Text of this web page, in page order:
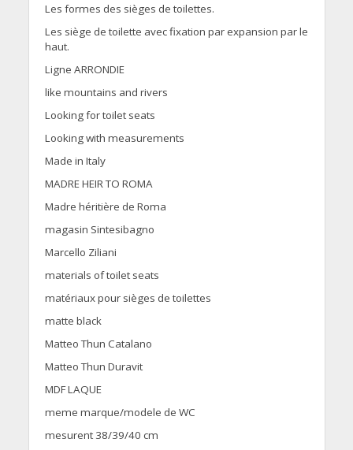
Les formes des sièges de toilettes.
Les siège de toilette avec fixation par expansion par le
haut.
Ligne ARRONDIE
like mountains and rivers
Looking for toilet seats
Looking with measurements
Made in Italy
MADRE HEIR TO ROMA
Madre héritière de Roma
magasin Sintesibagno
Marcello Ziliani
materials of toilet seats
matériaux pour sièges de toilettes
matte black
Matteo Thun Catalano
Matteo Thun Duravit
MDF LAQUE
meme marque/modele de WC
mesurent 38/39/40 cm